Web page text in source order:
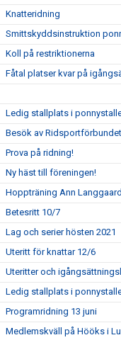
Knatteridning
Smittskyddsinstruktion
Koll på restriktionerna
Fåtal platser kvar på
Ledig stallplats i
Besök av Ridsportförbundet
Prova på ridning!
Ny häst till föreningen!
Hoppträning Ann Langgaard
Betesritt 10/7
Lag och serier hösten 2021
Uteritt för knattar 12/6
Uteritter och
Ledig stallplats i
Programridning 13 juni
Medlemskväll på Hööks i